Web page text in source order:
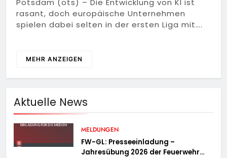
Potsdam (ots) – Die Entwicklung von KI ist
rasant, doch europäische Unternehmen
spielen dabei selten in der ersten Liga mit….
MEHR ANZEIGEN
Aktuelle News
MELDUNGEN
FW-GL: Presseeinladung –
Jahresübung 2026 der Feuerwehr